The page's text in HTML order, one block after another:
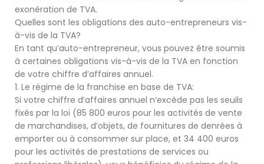
exonération de TVA.
Quelles sont les obligations des auto-entrepreneurs vis-
à-vis de la TVA?
En tant qu’auto-entrepreneur, vous pouvez être soumis
à certaines obligations vis-à-vis de la TVA en fonction
de votre chiffre d’affaires annuel.
1. Le régime de la franchise en base de TVA:
Si votre chiffre d’affaires annuel n’excède pas les seuils
fixés par la loi (85 800 euros pour les activités de vente
de marchandises, d’objets, de fournitures de denrées à
emporter ou à consommer sur place, et 34 400 euros
pour les activités de prestations de services ou